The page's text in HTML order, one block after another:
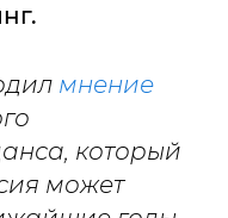
мнение
который
может